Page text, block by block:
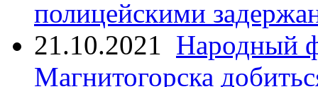
полицейскими
21.10.2021 Народный
Магнитогорска